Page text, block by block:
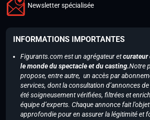
Newsletter spécialisée
INFORMATIONS IMPORTANTES
Figurants.com est un agrégateur etcurateur
le monde du spectacle et du casting.Notre
propose, entre autre, un accès par
services, dont la consultation d’annonces
été soigneusement vérifiées, filtrées et
équipe d’experts. Chaque annonce fait
approfondie pour en assurer la légitimité et